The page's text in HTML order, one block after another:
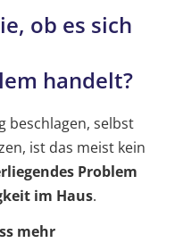
ob es sich
handelt?
beschlagen, selbst
ist das meist kein
Problem
im Haus.
mehr